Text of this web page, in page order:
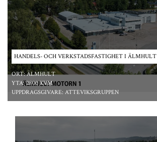
HANDELS- OCH VERKSTADSFASTIGHET I ÄLMHULT
ORT:ÄLMHULT
YTA:2800 KVM
UPPDRAGSGIVARE: ATTEVIKSGRUPPEN
*/ ?>